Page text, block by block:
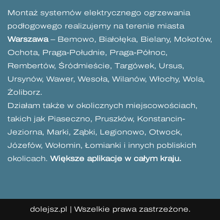
Montaż systemów elektrycznego ogrzewania
podłogowego realizujemy na terenie miasta
Warszawa– Bemowo, Białołęka, Bielany, Mokotów,
Ochota, Praga-Południe, Praga-Północ,
Rembertów, Śródmieście, Targówek, Ursus,
Ursynów, Wawer, Wesoła, Wilanów, Włochy, Wola,
Żoliborz.
Działam także w okolicznych miejscowościach,
takich jak Piaseczno, Pruszków, Konstancin-
Jeziorna, Marki, Ząbki, Legionowo, Otwock,
Józefów, Wołomin, Łomianki i innych pobliskich
okolicach. Większe aplikacje w całym kraju.
dolejsz.pl | Wszelkie prawa zastrzeżone.